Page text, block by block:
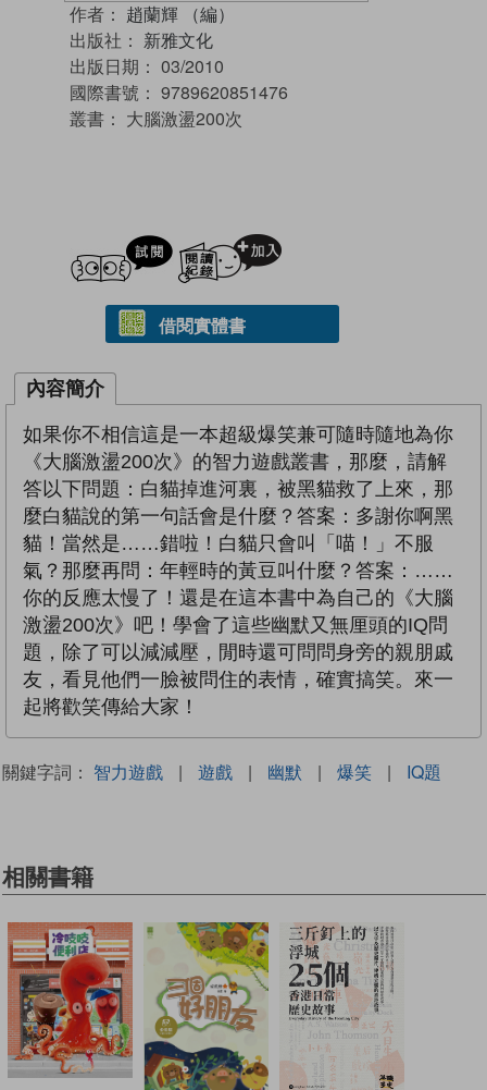
作者： 趙蘭輝 （編）
出版社： 新雅文化
出版日期： 03/2010
國際書號： 9789620851476
叢書： 大腦激盪200次
試閲
借閱實體書
內容簡介
如果你不相信這是一本超級爆笑兼可隨時隨地為你
《大腦激盪200次》的智力遊戲叢書，那麼，請解
答以下問題：白貓掉進河裏，被黑貓救了上來，那
麼白貓說的第一句話會是什麼？答案：多謝你啊黑
貓！當然是……錯啦！白貓只會叫「喵！」不服
氣？那麼再問：年輕時的黃豆叫什麼？答案：……
你的反應太慢了！還是在這本書中為自己的《大腦
激盪200次》吧！學會了這些幽默又無厘頭的IQ問
題，除了可以減減壓，閒時還可問問身旁的親朋戚
友，看見他們一臉被問住的表情，確實搞笑。來一
起將歡笑傳給大家！
關鍵字詞： 智力遊戲 | 遊戲 | 幽默 | 爆笑 | IQ題
相關書籍